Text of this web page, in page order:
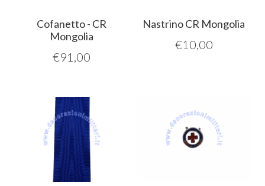
Cofanetto - CR
Mongolia
€91,00
Nastrino CR Mongolia
€10,00